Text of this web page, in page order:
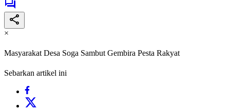
×
Masyarakat Desa Soga Sambut Gembira Pesta Rakyat
Sebarkan artikel ini